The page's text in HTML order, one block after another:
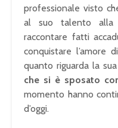
professionale visto
al suo talento alla
raccontare fatti
conquistare l’amore
quanto riguarda la
che si è sposato
momento hanno
d’oggi.